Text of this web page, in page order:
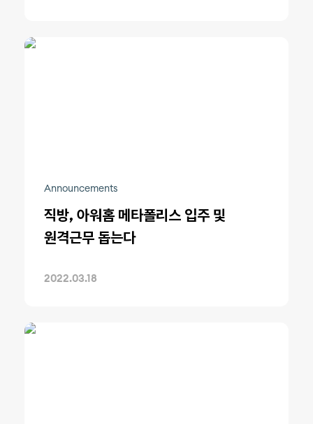
Announcements
직방, 아워홈 메타폴리스 입주 및
원격근무 돕는다
2022.03.18